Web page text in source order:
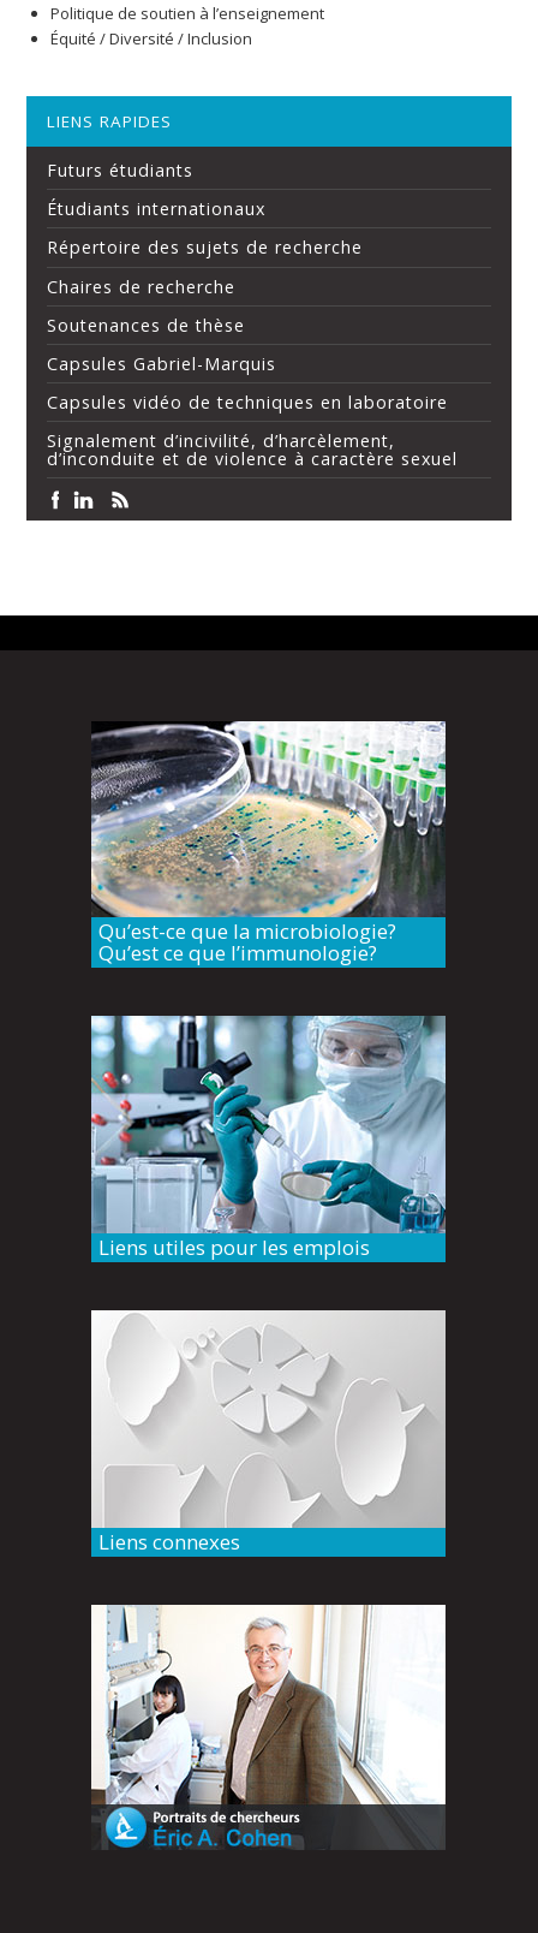
Politique de soutien à l’enseignement
Équité / Diversité / Inclusion
LIENS RAPIDES
Futurs étudiants
Étudiants internationaux
Répertoire des sujets de recherche
Chaires de recherche
Soutenances de thèse
Capsules Gabriel-Marquis
Capsules vidéo de techniques en laboratoire
Signalement d’incivilité, d’harcèlement,
d’inconduite et de violence à caractère sexuel
Qu’est-ce que la microbiologie?
Qu’est ce que l’immunologie?
Liens utiles pour les emplois
Liens connexes